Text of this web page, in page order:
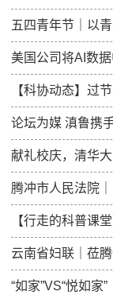
五四青年节｜以
美国公司将AI数
【科协动态】过
论坛为媒 滇鲁携
献礼校庆，清华
腾冲市人民法院
【行走的科普课
云南省妇联｜莅
“如家”VS“悦如家